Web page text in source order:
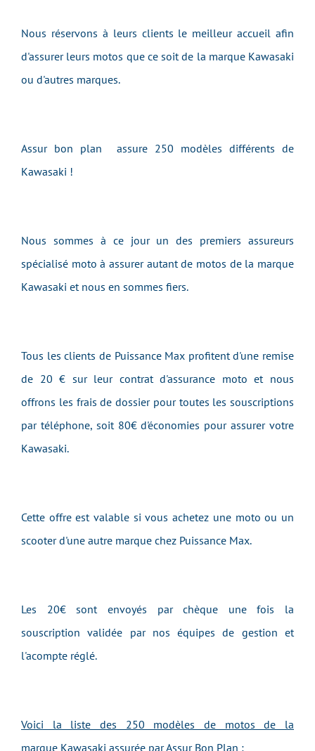
Nous réservons à leurs clients le meilleur accueil afin
d'assurer leurs motos que ce soit de la marque Kawasaki
ou d'autres marques.
Assur bon plan assure 250 modèles différents de
Kawasaki !
Nous sommes à ce jour un des premiers assureurs
spécialisé moto à assurer autant de motos de la marque
Kawasaki et nous en sommes fiers.
Tous les clients de Puissance Max profitent d'une remise
de 20 € sur leur contrat d'assurance moto et nous
offrons les frais de dossier pour toutes les souscriptions
par téléphone, soit 80€ d'économies pour assurer votre
Kawasaki.
Cette offre est valable si vous achetez une moto ou un
scooter d'une autre marque chez Puissance Max.
Les 20€ sont envoyés par chèque une fois la
souscription validée par nos équipes de gestion et
l'acompte réglé.
Voici la liste des 250 modèles de motos de la
marque Kawasaki assurée par Assur Bon Plan :